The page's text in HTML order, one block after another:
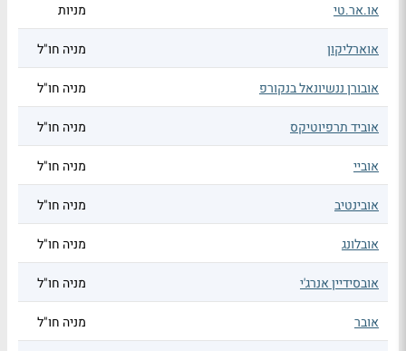
או.אר.טי מניות
אוארליקון מניה חו"ל
אובורן ננשיונאל בנקורפ מניה חו"ל
אוביד תרפיוטיקס מניה חו"ל
אוביי מניה חו"ל
אובינטיב מניה חו"ל
אובלונג מניה חו"ל
אובסידיין אנרג'י מניה חו"ל
אובר מניה חו"ל